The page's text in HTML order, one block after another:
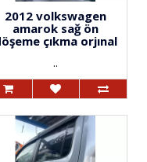
2012 volkswagen
amarok sağ ön
çıkma orjınal
..